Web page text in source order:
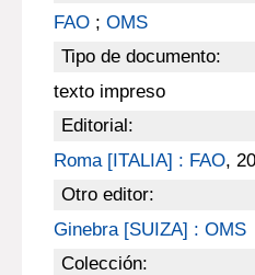
FAO; OMS
Tipo de documento:
texto impreso
Editorial:
Roma [ITALIA] : FAO,
Otro editor:
Ginebra [SUIZA] : OMS
Colección: